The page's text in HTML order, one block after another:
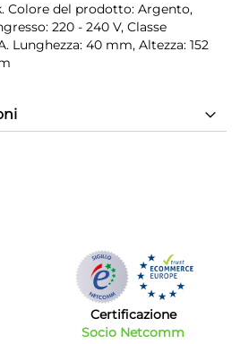
Colore del prodotto: Argento,
220 - 240 V, Classe
Lunghezza: 40 mm, Altezza: 152
Certificazione
Socio Netcomm